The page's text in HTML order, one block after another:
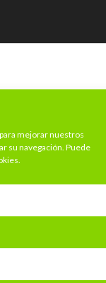
mejorar nuestros
su navegación. Puede